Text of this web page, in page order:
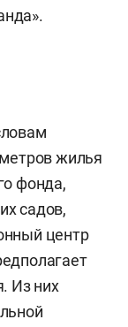
жилья
фонда,
садов,
центр
Из них